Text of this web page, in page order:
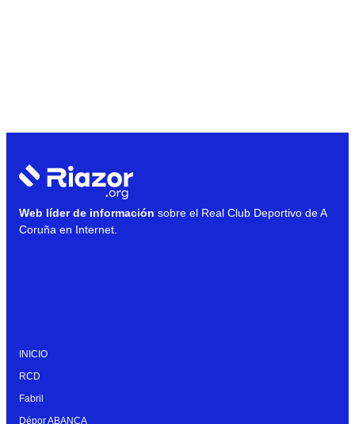
Web líder de información sobre el Real Club Deportivo de A
Coruña en Internet.
INICIO
RCD
Fabril
Dépor ABANCA